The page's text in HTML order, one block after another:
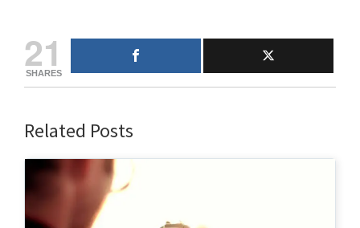
21
SHARES
Related Posts